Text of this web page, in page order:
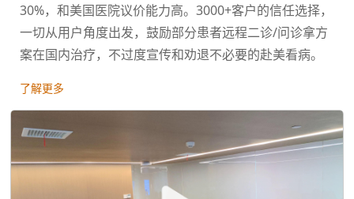
30%，和美国医院议价能力高。3000+客户的信任选择，
一切从用户角度出发，鼓励部分患者远程二诊/问诊拿方
案在国内治疗，不过度宣传和劝退不必要的赴美看病。
了解更多